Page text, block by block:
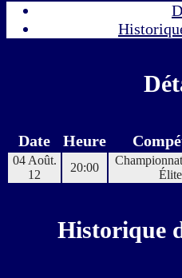
Date Heure
04 Août.
12
20:00
Historique